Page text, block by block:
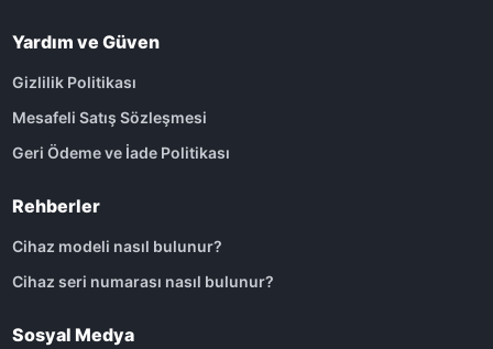
Yardım ve Güven
Gizlilik Politikası
Mesafeli Satış Sözleşmesi
Geri Ödeme ve İade Politikası
Rehberler
Cihaz modeli nasıl bulunur?
Cihaz seri numarası nasıl bulunur?
Sosyal Medya